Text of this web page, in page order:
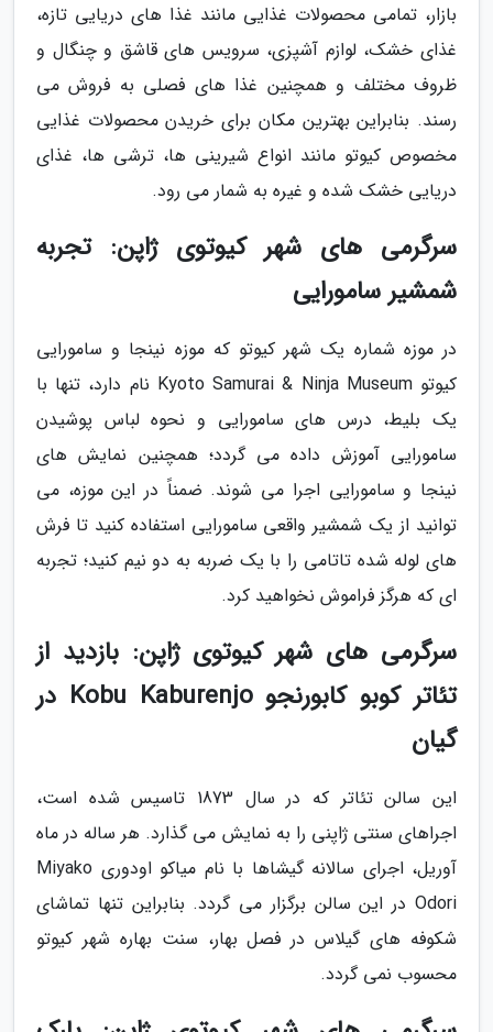
بازار، تمامی محصولات غذایی مانند غذا های دریایی تازه،
غذای خشک، لوازم آشپزی، سرویس های قاشق و چنگال و
ظروف مختلف و همچنین غذا های فصلی به فروش می
رسند. بنابراین بهترین مکان برای خریدن محصولات غذایی
مخصوص کیوتو مانند انواع شیرینی ها، ترشی ها، غذای
دریایی خشک شده و غیره به شمار می رود.
سرگرمی های شهر کیوتوی ژاپن: تجربه
شمشیر سامورایی
در موزه شماره یک شهر کیوتو که موزه نینجا و سامورایی
کیوتو Kyoto Samurai & Ninja Museum نام دارد، تنها با
یک بلیط، درس های سامورایی و نحوه لباس پوشیدن
سامورایی آموزش داده می گردد؛ همچنین نمایش های
نینجا و سامورایی اجرا می شوند. ضمناً در این موزه، می
توانید از یک شمشیر واقعی سامورایی استفاده کنید تا فرش
های لوله شده تاتامی را با یک ضربه به دو نیم کنید؛ تجربه
ای که هرگز فراموش نخواهید کرد.
سرگرمی های شهر کیوتوی ژاپن: بازدید از
تئاتر کوبو کابورنجو Kobu Kaburenjo در
گیان
این سالن تئاتر که در سال 1873 تاسیس شده است،
اجراهای سنتی ژاپنی را به نمایش می گذارد. هر ساله در ماه
آوریل، اجرای سالانه گیشاها با نام میاکو اودوری Miyako
Odori در این سالن برگزار می گردد. بنابراین تنها تماشای
شکوفه های گیلاس در فصل بهار، سنت بهاره شهر کیوتو
محسوب نمی گردد.